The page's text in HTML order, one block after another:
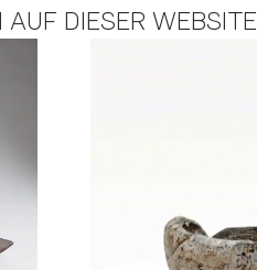
DIESER WEBSITE